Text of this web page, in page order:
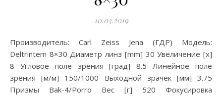
10.03.2019
Производитель: Carl Zeiss Jena (ГДР) Модель:
Deltrintem 8×30 Диаметр линз [mm] 30 Увеличение [x]
8 Угловое поле зрения [град] 8.5 Линейное поле
зрения [м/м] 150/1000 Выходной зрачек [мм] 3.75
Призмы Bak-4/Porro Вес [г] 520 Фокусировка